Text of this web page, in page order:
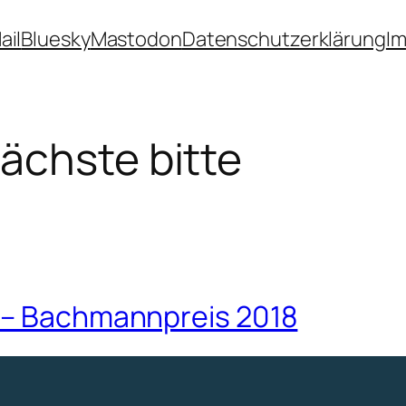
BlueskyMastodonDatenschutzerklärung
bitte
Bachmannpreis 2018